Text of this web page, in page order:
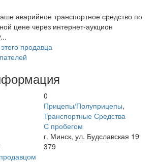
аварийное транспортное средство по
цене через интернет-аукцион
продавца
0
Прицепы/Полуприцепы,
Транспортные Средства
С пробегом
г. Минск, ул. Будславская 19
379